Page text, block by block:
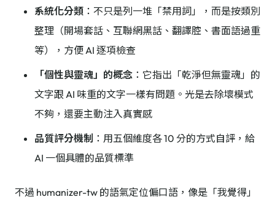
系統化分類 ：不只是列一堆「禁用詞」，而是按類別
整理（開場套話、互聯網黑話、翻譯腔、書面語過重
等），方便 AI 逐項檢查
「個性與靈魂」的概念 ：它指出「乾淨但無靈魂」的
文字跟 AI 味重的文字一樣有問題。光是去除壞模式
不夠，還要主動注入真實感
品質評分機制 ：用五個維度各 10 分的方式自評，給
AI 一個具體的品質標準
不過 humanizer-tw 的語氣定位偏口語，像是「我覺得」